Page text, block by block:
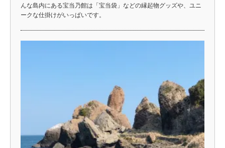
んな島内にある宝当乃館は「宝当袋」などの縁起物グッズや、ユニ
ークな仕掛けがいっぱいです。